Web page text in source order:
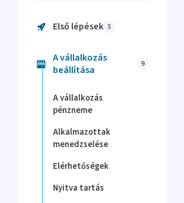
Első lépések 5
A vállalkozás
beállítása
9
A vállalkozás
pénzneme
Alkalmazottak
menedzselése
Elérhetőségek
Nyitva tartás